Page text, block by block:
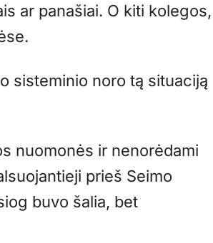
ar panašiai. O kiti kolegos,
sisteminio noro tą situaciją
nuomonės ir nenorėdami
prieš Seimo
buvo šalia, bet